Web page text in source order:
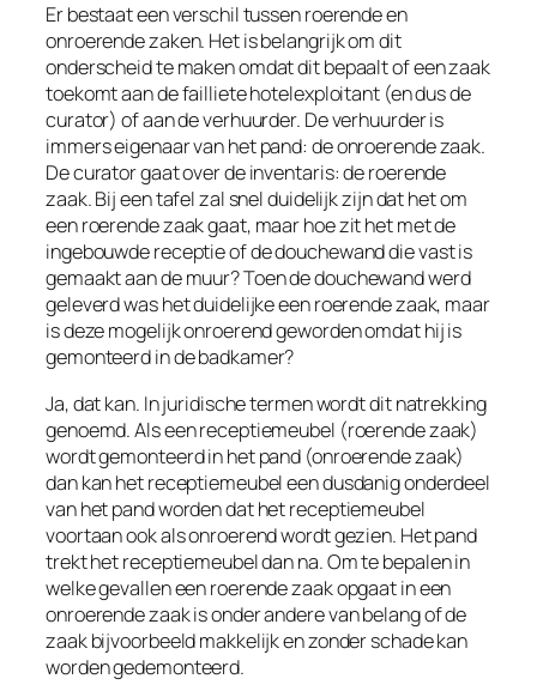
Er bestaat een verschil tussen roerende en
onroerende zaken. Het is belangrijk om dit
onderscheid te maken omdat dit bepaalt of een zaak
toekomt aan de failliete hotelexploitant (en dus de
curator) of aan de verhuurder. De verhuurder is
immers eigenaar van het pand: de onroerende zaak.
De curator gaat over de inventaris: de roerende
zaak. Bij een tafel zal snel duidelijk zijn dat het om
een roerende zaak gaat, maar hoe zit het met de
ingebouwde receptie of de douchewand die vast is
gemaakt aan de muur? Toen de douchewand werd
geleverd was het duidelijke een roerende zaak, maar
is deze mogelijk onroerend geworden omdat hij is
gemonteerd in de badkamer?
Ja, dat kan. In juridische termen wordt ditnatrekking
genoemd. Als een receptiemeubel (roerende zaak)
wordt gemonteerd in het pand (onroerende zaak)
dan kan het receptiemeubel een dusdanig onderdeel
van het pand worden dat het receptiemeubel
voortaan ook als onroerend wordt gezien. Het pand
trekthet receptiemeubel danna. Om te bepalen in
welke gevallen een roerende zaak opgaat in een
onroerende zaak is onder andere van belang of de
zaak bijvoorbeeld makkelijk en zonder schade kan
worden gedemonteerd.